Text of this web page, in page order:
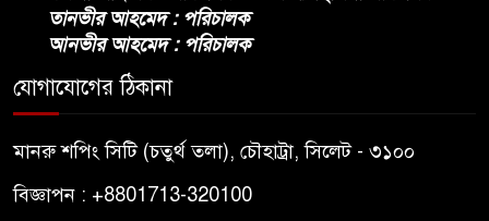
তানভীর আহমেদ : পরিচালক
আনভীর আহমেদ : পরিচালক
যোগাযোগের ঠিকানা
মানরু শপিং সিটি (চতুর্থ তলা), চৌহাট্রা, সিলেট - ৩১০০
বিজ্ঞাপন : +8801713-320100